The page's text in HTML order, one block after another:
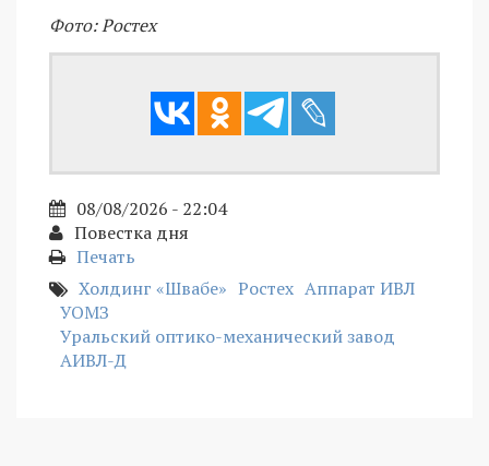
Фото: Ростех
08/08/2026 - 22:04
Повестка дня
Печать
Холдинг «Швабе» Ростех Аппарат ИВЛ
УОМЗ
Уральский оптико-механический завод
АИВЛ-Д